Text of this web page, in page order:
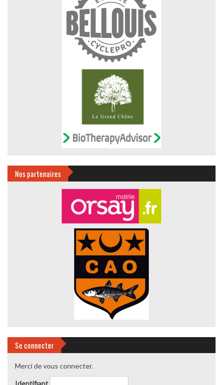
Nos partenaires
Se connecter
Merci de vous connecter.
Identifiant